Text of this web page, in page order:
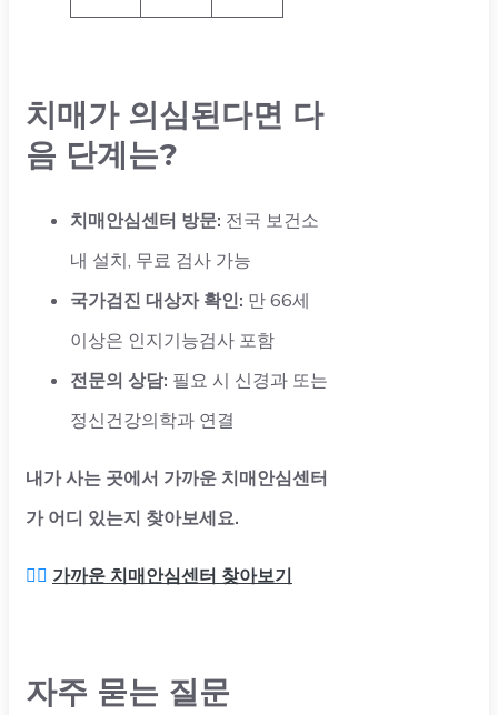
치매가 의심된다면 다
음 단계는?
치매안심센터 방문: 전국 보건소
내 설치, 무료 검사 가능
국가검진 대상자 확인: 만 66세
이상은 인지기능검사 포함
전문의 상담: 필요 시 신경과 또는
정신건강의학과 연결
내가 사는 곳에서 가까운 치매안심센터
가 어디 있는지 찾아보세요.
👉🏻 가까운 치매안심센터 찾아보기
자주 묻는 질문